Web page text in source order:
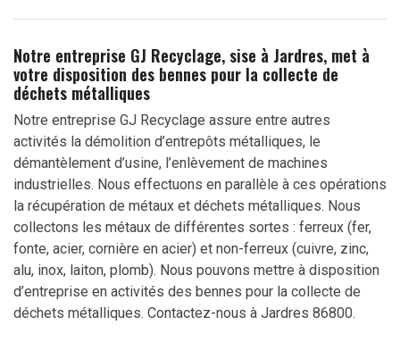
Notre entreprise GJ Recyclage, sise à Jardres, met à
votre disposition des bennes pour la collecte de
déchets métalliques
Notre entreprise GJ Recyclage assure entre autres
activités la démolition d’entrepôts métalliques, le
démantèlement d’usine, l’enlèvement de machines
industrielles. Nous effectuons en parallèle à ces opérations
la récupération de métaux et déchets métalliques. Nous
collectons les métaux de différentes sortes : ferreux (fer,
fonte, acier, cornière en acier) et non-ferreux (cuivre, zinc,
alu, inox, laiton, plomb). Nous pouvons mettre à disposition
d’entreprise en activités des bennes pour la collecte de
déchets métalliques. Contactez-nous à Jardres 86800.